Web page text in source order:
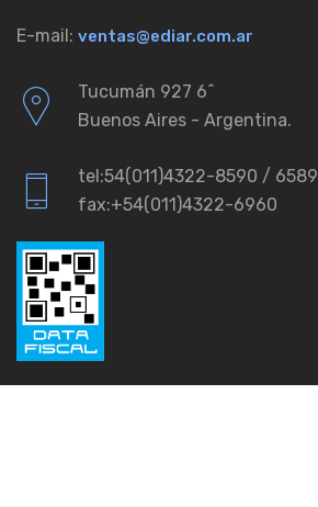
E-mail: ventas@ediar.com.ar
Tucumán 927 6ˆ
Buenos Aires - Argentina.
tel:54(011)4322-8590 / 6589
fax:+54(011)4322-6960